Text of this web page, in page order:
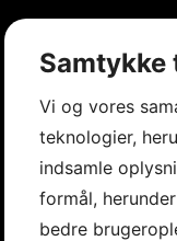
Vi og vores
teknologier,
indsamle
formål,
bedre